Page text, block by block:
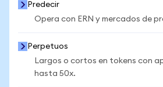
Predecir
Opera con ERN y mercados de
Perpetuos
Largos o cortos en tokens con
hasta 50x.